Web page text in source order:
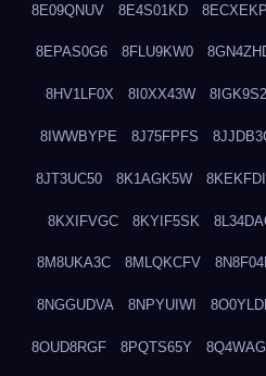
8E09QNUV 8E4S01KD
8EPAS0G6 8FLU9KW0
8HV1LF0X 8I0XX43W
8IWWBYPE 8J75FPFS
8JT3UC50 8K1AGK5W
8KXIFVGC 8KYIF5SK
8M8UKA3C 8MLQKCFV
8NGGUDVA 8NPYUIWI
8OUD8RGF 8PQTS65Y